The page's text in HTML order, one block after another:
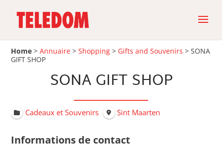
Home >Annuaire >Shopping > Gifts and Souvenirs >SONA
GIFT SHOP
SONA GIFT SHOP
Cadeaux et Souvenirs Sint Maarten
Informations de contact